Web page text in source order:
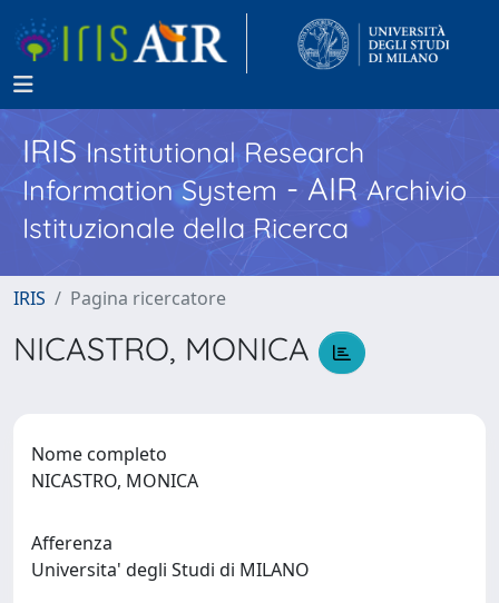
IRISInstitutional Research
Information System - AIR Archivio
Istituzionale della Ricerca
IRIS Pagina ricercatore
NICASTRO, MONICA
Nome completo
NICASTRO, MONICA
Afferenza
Universita' degli Studi di MILANO